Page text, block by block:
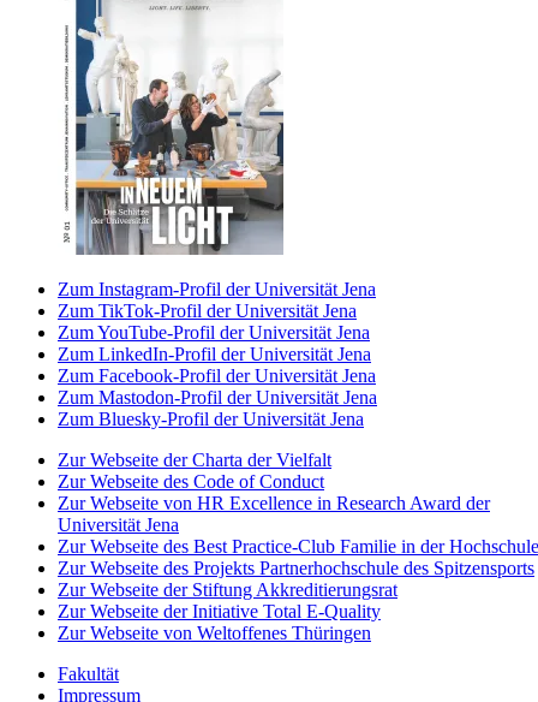
Zum Instagram-Profil der Universität Jena
Zum TikTok-Profil der Universität Jena
Zum YouTube-Profil der Universität Jena
Zum LinkedIn-Profil der Universität Jena
Zum Facebook-Profil der Universität Jena
Zum Mastodon-Profil der Universität Jena
Zum Bluesky-Profil der Universität Jena
Zur Webseite der Charta der Vielfalt
Zur Webseite des Code of Conduct
Zur Webseite von HR Excellence in Research Award der
Universität Jena
Zur Webseite des Best Practice-Club Familie in der Hochschule
Zur Webseite des Projekts Partnerhochschule des Spitzensports
Zur Webseite der Stiftung Akkreditierungsrat
Zur Webseite der Initiative Total E-Quality
Zur Webseite von Weltoffenes Thüringen
Fakultät
Impressum